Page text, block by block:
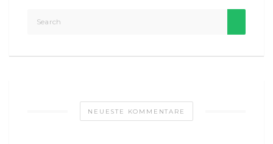
NEUESTE KOMMENTARE